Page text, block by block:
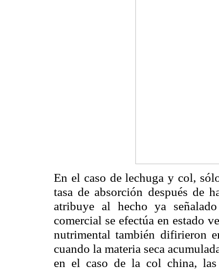
En el caso de lechuga y col,
tasa de absorción después de
atribuye al hecho ya
comercial se efectúa en estado
nutrimental también difirieron
cuando la materia seca
en el caso de la col china, las